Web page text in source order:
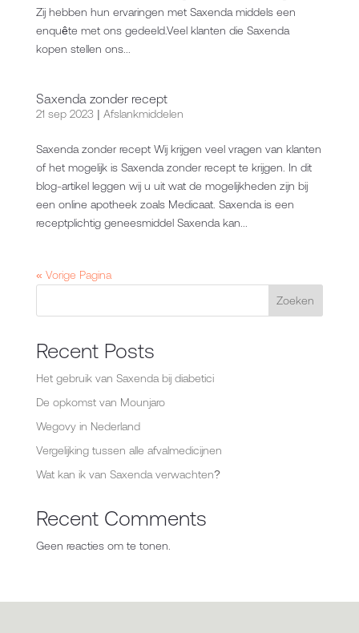
Zij hebben hun ervaringen met Saxenda middels een
enquête met ons gedeeld.Veel klanten die Saxenda
kopen stellen ons...
Saxenda zonder recept
21 sep 2023 | Afslankmiddelen
Saxenda zonder recept Wij krijgen veel vragen van klanten
of het mogelijk is Saxenda zonder recept te krijgen. In dit
blog-artikel leggen wij u uit wat de mogelijkheden zijn bij
een online apotheek zoals Medicaat. Saxenda is een
receptplichtig geneesmiddel Saxenda kan...
« Vorige Pagina
Zoeken
Recent Posts
Het gebruik van Saxenda bij diabetici
De opkomst van Mounjaro
Wegovy in Nederland
Vergelijking tussen alle afvalmedicijnen
Wat kan ik van Saxenda verwachten?
Recent Comments
Geen reacties om te tonen.